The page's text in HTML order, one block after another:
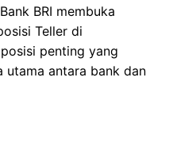
BRI membuka
Teller di
penting yang
utama antara bank dan